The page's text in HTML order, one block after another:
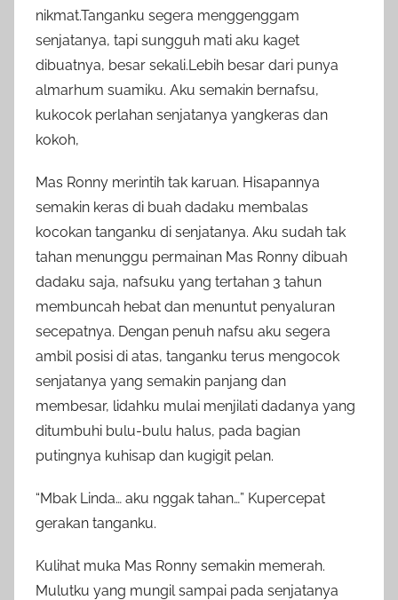
nikmat.Tanganku segera menggenggam
senjatanya, tapi sungguh mati aku kaget
dibuatnya, besar sekali.Lebih besar dari punya
almarhum suamiku. Aku semakin bernafsu,
kukocok perlahan senjatanya yangkeras dan
kokoh,
Mas Ronny merintih tak karuan. Hisapannya
semakin keras di buah dadaku membalas
kocokan tanganku di senjatanya. Aku sudah tak
tahan menunggu permainan Mas Ronny dibuah
dadaku saja, nafsuku yang tertahan 3 tahun
membuncah hebat dan menuntut penyaluran
secepatnya. Dengan penuh nafsu aku segera
ambil posisi di atas, tanganku terus mengocok
senjatanya yang semakin panjang dan
membesar, lidahku mulai menjilati dadanya yang
ditumbuhi bulu-bulu halus, pada bagian
putingnya kuhisap dan kugigit pelan.
“Mbak Linda… aku nggak tahan…” Kupercepat
gerakan tanganku.
Kulihat muka Mas Ronny semakin memerah.
Mulutku yang mungil sampai pada senjatanya